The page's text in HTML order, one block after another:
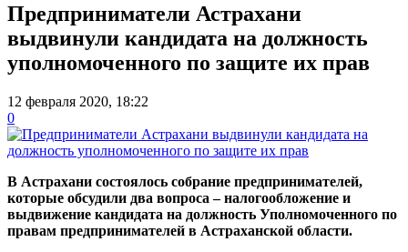
Предприниматели Астрахани
выдвинули кандидата на должность
уполномоченного по защите их прав
12 февраля 2020, 18:22
0
В Астрахани состоялось собрание предпринимателей,
которые обсудили два вопроса – налогообложение и
выдвижение кандидата на должность Уполномоченного по
правам предпринимателей в Астраханской области.